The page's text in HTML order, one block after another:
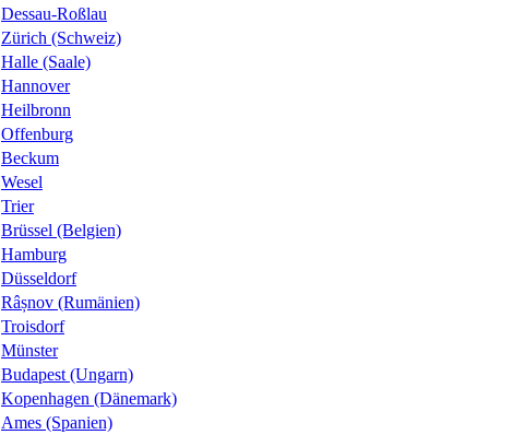
Dessau-Roßlau
Zürich (Schweiz)
Halle (Saale)
Hannover
Heilbronn
Offenburg
Beckum
Wesel
Trier
Brüssel (Belgien)
Hamburg
Düsseldorf
Râșnov (Rumänien)
Troisdorf
Münster
Budapest (Ungarn)
Kopenhagen (Dänemark)
Ames (Spanien)